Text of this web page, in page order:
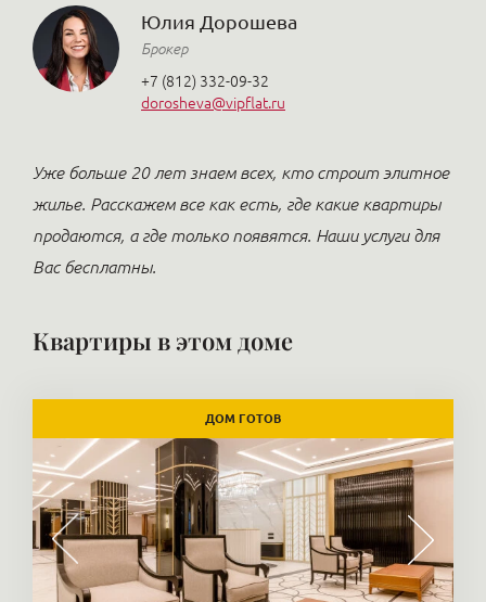
Юлия Дорошева
Брокер
+7 (812) 332-09-32
dorosheva@vipflat.ru
Уже больше 20 лет знаем всех, кто строит элитное
жилье. Расскажем все как есть, где какие квартиры
продаются, а где только появятся. Наши услуги для
Вас бесплатны.
Квартиры в этом доме
ДОМ ГОТОВ